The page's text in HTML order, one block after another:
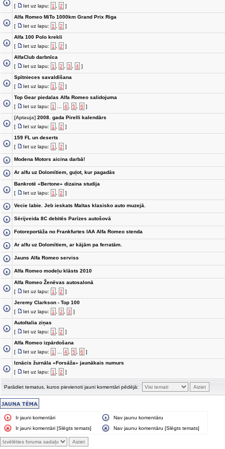
[
Iet uz lapu: 1 2 ]
Alfa Romeo MiTo 1000km Grand Prix Riga
[
Iet uz lapu: 1 2 ]
Alfa 100 Polo krekli
[
Iet uz lapu: 1 2 ]
AlfaClub darbnīca
[
Iet uz lapu: 1 2 3 4 ]
Spītnieces savaldīšana
[
Iet uz lapu: 1 2 ]
Top Gear piedalas Alfa Romeo salidojuma
[
Iet uz lapu: 1 4 5 6 ]
[Aptauja] 2008. gada Pirelli kalendārs
[
Iet uz lapu: 1 2 ]
159 FL un deserts
[
Iet uz lapu: 1 2 ]
Modena Motors aicina darbā!
Ar alfu uz Dolomītiem, guļot, kur pagadās
Bankrotē «Bertone» dizaina studija
[
Iet uz lapu: 1 2 ]
Vecie labie. Jeb ieskats Maltas klasisko auto muzejā.
Sērijveida 8C debitēs Parīzes autošovā
Fotoreportāža no Frankfurtes IAA Alfa Romeo stenda
Ar alfu uz Dolomītiem, ar kājām pa ferratām.
Jauns Alfa Romeo serviss
Alfa Romeo modeļu klāsts 2010
Alfa Romeo Ženēvas autosalonā
[
Iet uz lapu: 1 2 ]
Jeremy Clarkson - Top 100
[
Iet uz lapu: 1 2 3 ]
AutoItalia ziņas
[
Iet uz lapu: 1 2 ]
Alfa Romeo izpārdošana
[
Iet uz lapu: 1 4 5 6 ]
Iznācis žurnāla «Forsāža» jaunākais numurs
[
Iet uz lapu: 1 2 ]
Parādiet tematus, kuros pievienoti jauni komentāri pēdējā:
Ir jauni komentāri
Nav jaunu komentāru
Ir jauni komentāri [Slēgts temats]
Nav jaunu komentāru [Slēgts temats]